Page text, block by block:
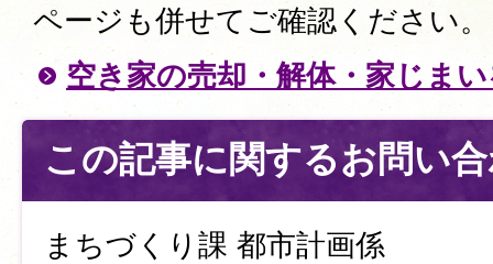
ページも併せてご確認ください。
空き家の売却・解体・家じま
この記事に関するお問い
まちづくり課 都市計画係